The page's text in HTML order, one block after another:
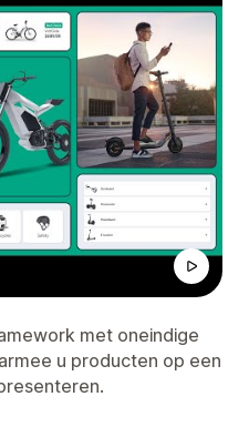
met oneindige
u producten op een